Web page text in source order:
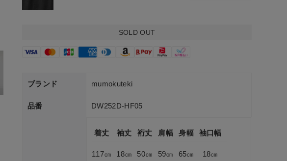
SOLD OUT
ブランド mumokuteki
品番 DW252D-HF05
着丈
117㎝
袖丈
18㎝
裄丈
50㎝
肩幅
59㎝
身幅
65㎝
袖口幅
18㎝